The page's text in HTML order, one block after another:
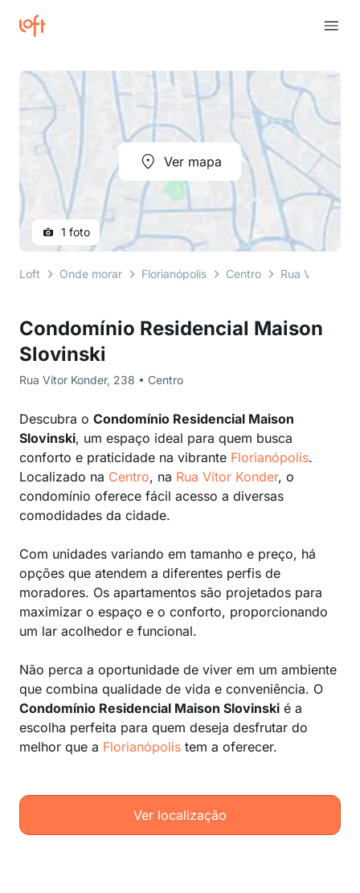
Condomínio Residencial Maison
Slovinski
Rua Vítor Konder, 238 • Centro
Descubra o Condomínio Residencial Maison
Slovinski, um espaço ideal para quem busca
conforto e praticidade na vibrante Florianópolis.
Localizado na Centro, na Rua Vítor Konder, o
condomínio oferece fácil acesso a diversas
comodidades da cidade.
Com unidades variando em tamanho e preço, há
opções que atendem a diferentes perfis de
moradores. Os apartamentos são projetados para
maximizar o espaço e o conforto, proporcionando
um lar acolhedor e funcional.
Não perca a oportunidade de viver em um ambiente
que combina qualidade de vida e conveniência. O
Condomínio Residencial Maison Slovinski é a
escolha perfeita para quem deseja desfrutar do
melhor que a Florianópolis tem a oferecer.
Ver localização
Ver mapa
1 foto
Loft Onde morar Florianópolis Centro Rua Vítor